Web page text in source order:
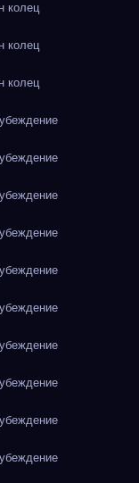
колец
колец
колец